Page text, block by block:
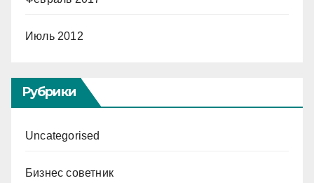
Июль 2012
Рубрики
Uncategorised
Бизнес советник